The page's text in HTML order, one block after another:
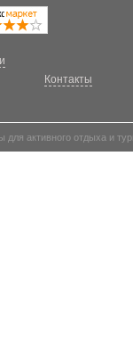
Контакты
активного отдыха и